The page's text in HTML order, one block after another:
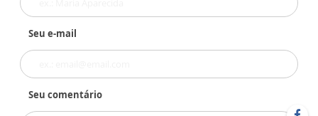
Seu e-mail
Seu comentário